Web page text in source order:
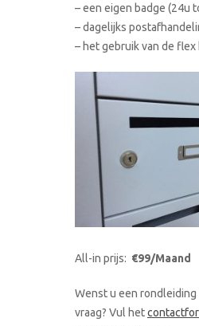
– een eigen badge (24u
– dagelijks
– het gebruik van de flex
All-in prijs: €99/Maand
Wenst u een rondleiding
vraag? Vul het